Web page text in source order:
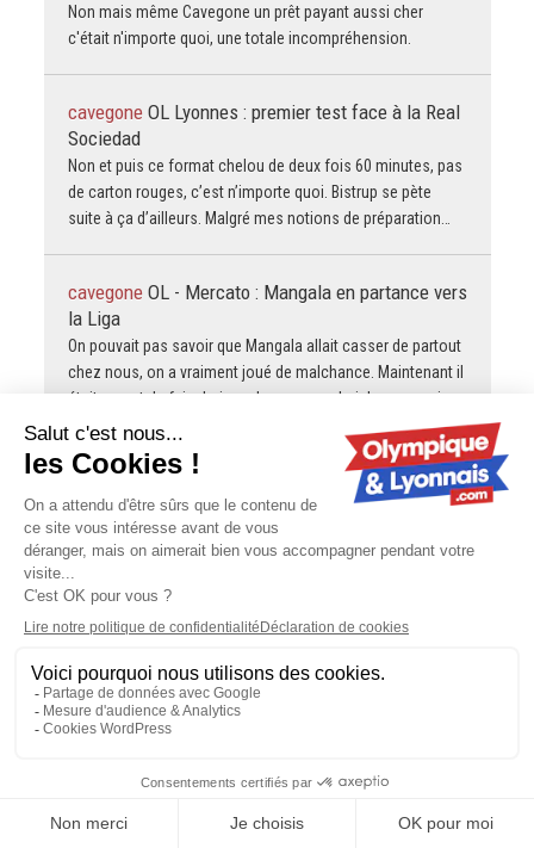
Non mais même Cavegone un prêt payant aussi cher
c'était n'importe quoi, une totale incompréhension.
cavegone OL Lyonnes : premier test face à la Real
Sociedad
Non et puis ce format chelou de deux fois 60 minutes, pas
de carton rouges, c’est n’importe quoi. Bistrup se pète
suite à ça d’ailleurs. Malgré mes notions de préparation…
cavegone OL - Mercato : Mangala en partance vers
la Liga
On pouvait pas savoir que Mangala allait casser de partout
chez nous, on a vraiment joué de malchance. Maintenant il
était urgent de faire baisser la masse salariale meme si…
JUNi DU 36OL Lyonnes : premier test face à la
Real Sociedad
On est loin des 6 matchs de prépa avec Fonseca, 3 c'est
largement suffisant il me semble.
cavegone OL - Mercato : Mangala en partance vers
+1 il faut parfois de la chance parceque ces joueurs ont
tous été très fort quand on les recrute. Elber c’est un
palmarès de dingue (et même de bons matchs…
affluence qui continue de grimper